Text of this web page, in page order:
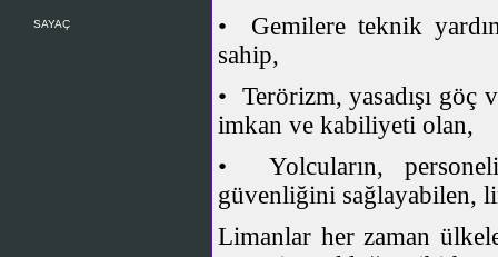
SAYAÇ
• Gemilere teknik
sahip,
• Terörizm, yasadışı
imkan ve kabiliyeti olan,
• Yolcuların,
güvenliğini sağlayabilen,
Limanlar her zaman